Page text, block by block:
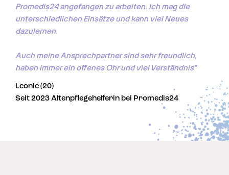
Promedis24 angefangen zu arbeiten. Ich mag die
unterschiedlichen Einsätze und kann viel Neues
dazulernen.
Auch meine Ansprechpartner sind sehr freundlich,
haben immer ein offenes Ohr und viel Verständnis"
Leonie (20)
Seit 2023 Altenpflegehelferin bei Promedis24